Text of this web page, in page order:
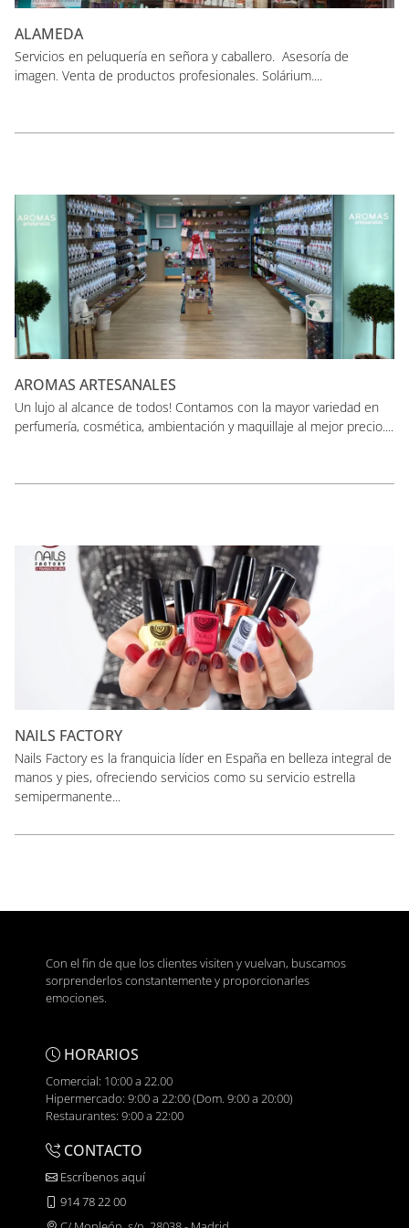
ALAMEDA
Servicios en peluquería en señora y caballero. Asesoría de
imagen. Venta de productos profesionales. Solárium....
AROMAS ARTESANALES
Un lujo al alcance de todos! Contamos con la mayor variedad en
perfumería, cosmética, ambientación y maquillaje al mejor precio....
NAILS FACTORY
Nails Factory es la franquicia líder en España en belleza integral de
manos y pies, ofreciendo servicios como su servicio estrella
semipermanente...
Con el fin de que los clientes visiten y vuelvan, buscamos
sorprenderlos constantemente y proporcionarles
emociones.
HORARIOS
Comercial: 10:00 a 22.00
Hipermercado: 9:00 a 22:00 (Dom. 9:00 a 20:00)
Restaurantes: 9:00 a 22:00
CONTACTO
Escríbenos aquí
914 78 22 00